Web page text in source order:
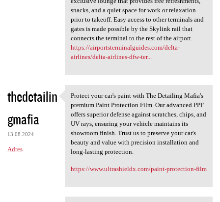
snacks, and a quiet space for work or relaxation
prior to takeoff. Easy access to other terminals and
gates is made possible by the Skylink rail that
connects the terminal to the rest of the airport.
https://airportsterminalguides.com/delta-
airlines/delta-airlines-dfw-ter...
thedetailin
gmafia
13.08.2024
Adres
Protect your car's paint with
Protect your car's paint with The Detailing Mafia's
premium Paint Protection Film. Our advanced PPF
offers superior defense against scratches, chips, and
UV rays, ensuring your vehicle maintains its
showroom finish. Trust us to preserve your car's
beauty and value with precision installation and
long-lasting protection.
https://www.ultrashieldx.com/paint-protection-film